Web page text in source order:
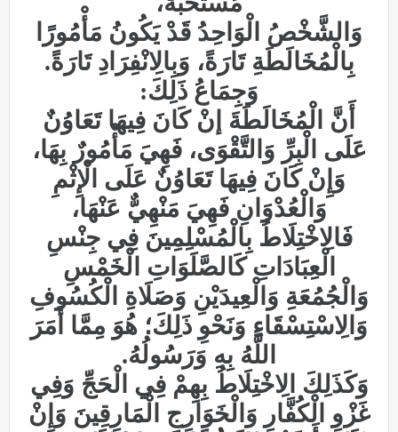
وَالشَّخْصُ الْوَاحِدُ قَدْ يَكُونُ مَأْمُورًا
بِالْمُخَالَطَةِ تَارَةً، وَبِالِانْفِرَادِ تَارَةً.
وَجِمَاعُ ذَلِكَ:
أَنَّ الْمُخَالَطَةَ إنْ كَانَ فِيهَا تَعَاوُنٌ
عَلَى الْبِرِّ وَالتَّقْوَى، فَهِيَ مَأْمُورٌ بِهَا،
وَإِنْ كَانَ فِيهَا تَعَاوُنٌ عَلَى الْإِثْمِ
وَالْعُدْوَانِ فَهِيَ مَنْهِيٌّ عَنْهَا،
فَالِاخْتِلَاطُ بِالْمُسْلِمِينَ فِي جِنْسِ
الْعِبَادَاتِ كَالصَّلَوَاتِ الْخَمْسِ
وَالْجُمُعَةِ وَالْعِيدَيْنِ وَصَلَاةِ الْكُسُوفِ
وَالِاسْتِسْقَاءِ وَنَحْوِ ذَلِكَ؛ هُوَ مِمَّا أَمَرَ
اللَّهُ بِهِ وَرَسُولُهُ.
وَكَذَلِكَ الِاخْتِلَاطُ بِهِمْ فِي الْحَجِّ وَفِي
غَزْوِ الْكُفَّارِ وَالْخَوَارِجِ الْمَارِقِينَ وَإِنْ